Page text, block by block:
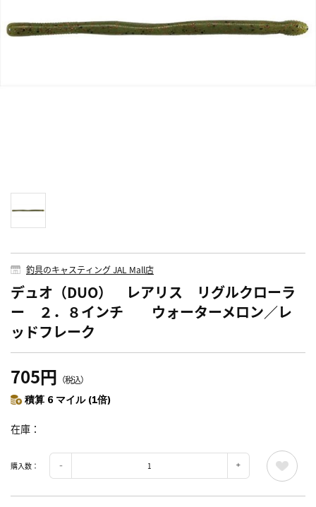
釣具のキャスティング JAL Mall店
デュオ（DUO） レアリス リグルクローラ
ー ２．８インチ ウォーターメロン／レ
ッドフレーク
705円 （税込）
積算 6 マイル (1倍)
在庫
購入数：